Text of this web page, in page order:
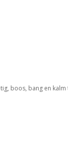
boos, bang en